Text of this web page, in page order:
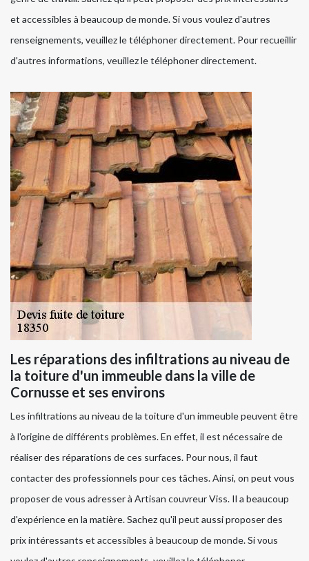
et accessibles à beaucoup de monde. Si vous voulez d'autres
renseignements, veuillez le téléphoner directement. Pour recueillir
d'autres informations, veuillez le téléphoner directement.
Les réparations des infiltrations au niveau de
la toiture d'un immeuble dans la ville de
Cornusse et ses environs
Les infiltrations au niveau de la toiture d'un immeuble peuvent être
à l'origine de différents problèmes. En effet, il est nécessaire de
réaliser des réparations de ces surfaces. Pour nous, il faut
contacter des professionnels pour ces tâches. Ainsi, on peut vous
proposer de vous adresser à Artisan couvreur Viss. Il a beaucoup
d'expérience en la matière. Sachez qu'il peut aussi proposer des
prix intéressants et accessibles à beaucoup de monde. Si vous